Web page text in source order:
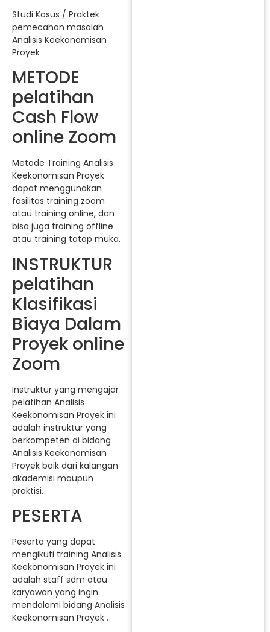
Studi Kasus / Praktek
pemecahan masalah
Analisis Keekonomisan
Proyek
METODE
pelatihan
Cash Flow
online Zoom
Metode Training Analisis
Keekonomisan Proyek
dapat menggunakan
fasilitas training zoom
atau training online, dan
bisa juga training offline
atau training tatap muka.
INSTRUKTUR
pelatihan
Klasifikasi
Biaya Dalam
Proyek online
Zoom
Instruktur yang mengajar
pelatihan Analisis
Keekonomisan Proyek ini
adalah instruktur yang
berkompeten di bidang
Analisis Keekonomisan
Proyek baik dari kalangan
akademisi maupun
praktisi.
PESERTA
Peserta yang dapat
mengikuti training Analisis
Keekonomisan Proyek ini
adalah staff sdm atau
karyawan yang ingin
mendalami bidang Analisis
Keekonomisan Proyek .